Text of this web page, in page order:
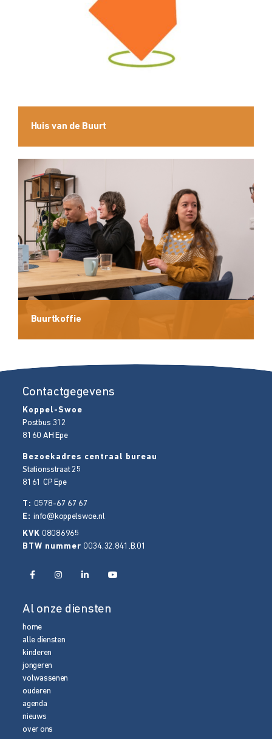
Huis van de Buurt
Buurtkoffie
Contactgegevens
Koppel-Swoe
Postbus 312
8160 AH Epe
Bezoekadres centraal bureau
Stationsstraat 25
8161 CP Epe
T: 0578-67 67 67
E:info@koppelswoe.nl
KVK 08086965
BTW nummer 0034.32.841.B.01
Al onze diensten
home
alle diensten
kinderen
jongeren
volwassenen
ouderen
agenda
nieuws
over ons